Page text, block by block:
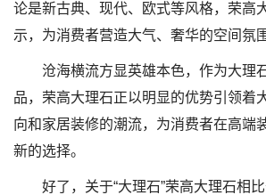
论是新古典、现代、欧式等风格，荣高
示，为消费者营造大气、奢华的空间氛围
沧海横流方显英雄本色，作为大理
品，荣高大理石正以明显的优势引领着
向和家居装修的潮流，为消费者在高端
新的选择。
好了，关于“大理石”荣高大理石相